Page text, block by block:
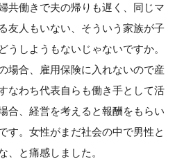
共働きで夫の帰りも遅く、同じマ
友人もいない、そういう家族が子
うしようもないじゃないですか。
場合、雇用保険に入れないので産
なわち代表自らも働き手として活
合、経営を考えると報酬をもらい
す。女性がまだ社会の中で男性と
、と痛感しました。